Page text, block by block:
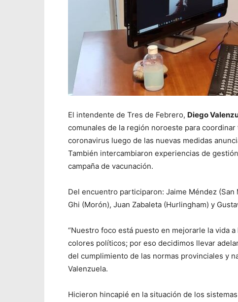
El intendente de Tres de Febrero, Diego
comunales de la región noroeste para
coronavirus luego de las nuevas medidas
También intercambiaron experiencias de
campaña de vacunación.
Del encuentro participaron: Jaime Méndez
Ghi (Morón), Juan Zabaleta (Hurlingham) y
“Nuestro foco está puesto en mejorarle la vida
colores políticos; por eso decidimos llevar
del cumplimiento de las normas provinciales y
Valenzuela.
Hicieron hincapié en la situación de los